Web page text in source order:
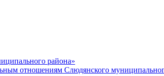
района»
отношениям Слюдянского